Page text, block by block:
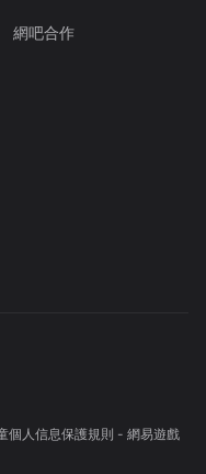
網吧合作
個人信息保護規則 - 網易遊戲